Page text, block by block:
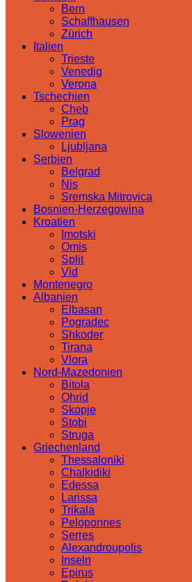
Bern
Schaffhausen
Zürich
Italien
Trieste
Venedig
Verona
Tschechien
Cheb
Prag
Slowenien
Ljubljana
Serbien
Belgrad
Nis
Sremska Mitrovica
Bosnien-Herzegowina
Kroatien
Imotski
Omis
Split
Vid
Montenegro
Albanien
Elbasan
Pogradec
Shkoder
Tirana
Vlora
Nord-Mazedonien
Bitola
Ohrid
Skopje
Stobi
Struga
Griechenland
Thessaloniki
Chalkidiki
Edessa
Larissa
Trikala
Peloponnes
Serres
Alexandroupolis
Inseln
Epirus